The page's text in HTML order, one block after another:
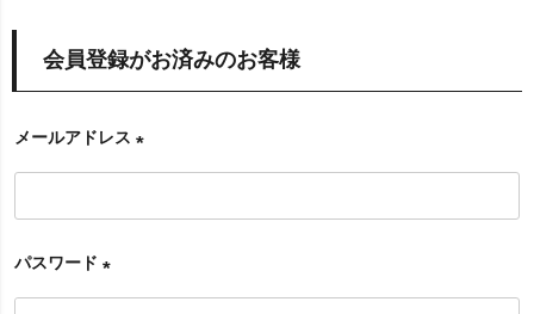
会員登録がお済みのお客様
メールアドレス
(
パスワード
(